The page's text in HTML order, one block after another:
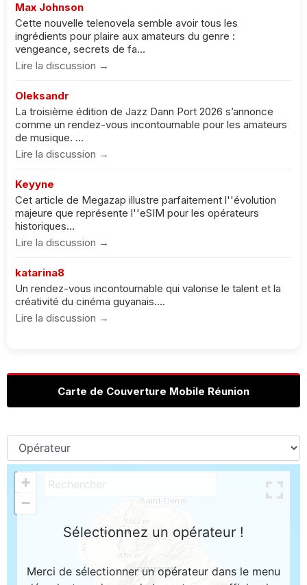
Max Johnson
Cette nouvelle telenovela semble avoir tous les
ingrédients pour plaire aux amateurs du genre :
vengeance, secrets de fa...
Lire la discussion →
Oleksandr
La troisième édition de Jazz Dann Port 2026 s’annonce
comme un rendez-vous incontournable pour les amateurs
de musique. ...
Lire la discussion →
Keyyne
Cet article de Megazap illustre parfaitement l''évolution
majeure que représente l''eSIM pour les opérateurs
historiques...
Lire la discussion →
katarina8
Un rendez-vous incontournable qui valorise le talent et la
créativité du cinéma guyanais....
Lire la discussion →
Carte de Couverture Mobile Réunion